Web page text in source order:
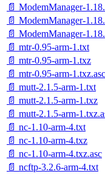
📄 ModemManager-
📄 ModemManager-
📄 ModemManager-
📄 mtr-0.95-arm-1.txt
📄 mtr-0.95-arm-1.txz
📄 mtr-0.95-arm-1.txz.asc
📄 mutt-2.1.5-arm-1.txt
📄 mutt-2.1.5-arm-1.txz
📄 mutt-2.1.5-arm-
📄 nc-1.10-arm-4.txt
📄 nc-1.10-arm-4.txz
📄 nc-1.10-arm-4.txz.asc
📄 ncftp-3.2.6-arm-4.txt